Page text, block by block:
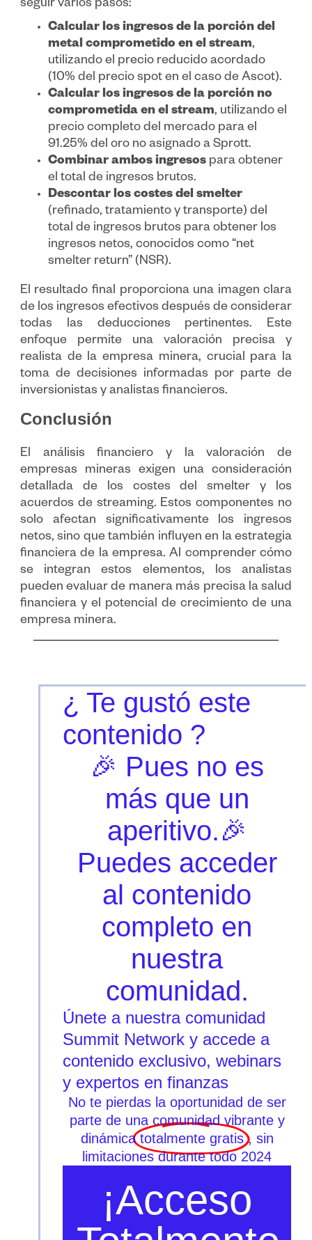
seguir varios pasos:
Calcular los ingresos de la porción del
metal comprometido en el stream,
utilizando el precio reducido acordado
(10% del precio spot en el caso de Ascot).
Calcular los ingresos de la porción no
comprometida en el stream, utilizando el
precio completo del mercado para el
91.25% del oro no asignado a Sprott.
Combinar ambos ingresospara obtener
el total de ingresos brutos.
Descontar los costes del smelter
(refinado, tratamiento y transporte) del
total de ingresos brutos para obtener los
ingresos netos, conocidos como “net
smelter return” (NSR).
El resultado final proporciona una imagen clara
de los ingresos efectivos después de considerar
todas las deducciones pertinentes. Este
enfoque permite una valoración precisa y
realista de la empresa minera, crucial para la
toma de decisiones informadas por parte de
inversionistas y analistas financieros.
Conclusión
El análisis financiero y la valoración de
empresas mineras exigen una consideración
detallada de los costes del smelter y los
acuerdos de streaming. Estos componentes no
solo afectan significativamente los ingresos
netos, sino que también influyen en la estrategia
financiera de la empresa. Al comprender cómo
se integran estos elementos, los analistas
pueden evaluar de manera más precisa la salud
financiera y el potencial de crecimiento de una
empresa minera.
¿ Te gustó este
contenido ?
🎉 Pues no es
más que un
aperitivo.🎉
Puedes acceder
al contenido
completo en
nuestra
comunidad.
Únete a nuestra comunidad
Summit Network y accede a
contenido exclusivo, webinars
y expertos en finanzas
No te pierdas la oportunidad de ser
parte de una comunidad vibrante y
dinámica totalmente gratis , sin
limitaciones durante todo 2024
¡Acceso